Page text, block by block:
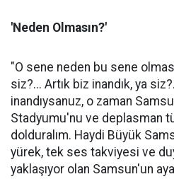
'Neden Olmasın?'
"O sene neden bu sene
siz?... Artık biz inandık, ya
inandıysanuz, o zaman
Stadyumu'nu ve deplasman
dolduralım. Haydi Büyük
yürek, tek ses takviyesi ve
yaklaşıyor olan Samsun'un